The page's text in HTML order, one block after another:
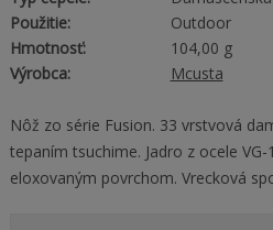
Použitie:
Outdoor
Hmotnosť:
104,00 g
Výrobca:
Mcusta
Nôž zo série Fusion. 33 vrstvová
tepaním tsuchime. Jadro z ocele
eloxovaným povrchom. Vrecková